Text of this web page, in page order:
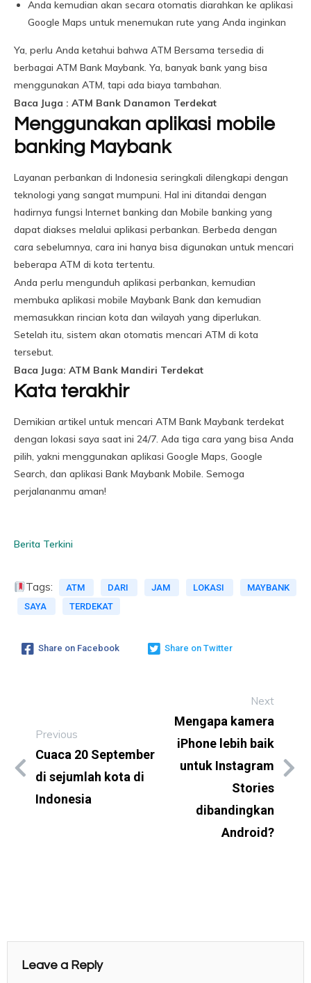
Anda kemudian akan secara otomatis diarahkan ke aplikasi
Google Maps untuk menemukan rute yang Anda inginkan
Ya, perlu Anda ketahui bahwa ATM Bersama tersedia di
berbagai ATM Bank Maybank. Ya, banyak bank yang bisa
menggunakan ATM, tapi ada biaya tambahan.
Baca Juga : ATM Bank Danamon Terdekat
Menggunakan aplikasi mobile
banking Maybank
Layanan perbankan di Indonesia seringkali dilengkapi dengan
teknologi yang sangat mumpuni. Hal ini ditandai dengan
hadirnya fungsi Internet banking dan Mobile banking yang
dapat diakses melalui aplikasi perbankan. Berbeda dengan
cara sebelumnya, cara ini hanya bisa digunakan untuk mencari
beberapa ATM di kota tertentu.
Anda perlu mengunduh aplikasi perbankan, kemudian
membuka aplikasi mobile Maybank Bank dan kemudian
memasukkan rincian kota dan wilayah yang diperlukan.
Setelah itu, sistem akan otomatis mencari ATM di kota
tersebut.
Baca Juga: ATM Bank Mandiri Terdekat
Kata terakhir
Demikian artikel untuk mencari ATM Bank Maybank terdekat
dengan lokasi saya saat ini 24/7. Ada tiga cara yang bisa Anda
pilih, yakni menggunakan aplikasi Google Maps, Google
Search, dan aplikasi Bank Maybank Mobile. Semoga
perjalananmu aman!
Berita Terkini
Tags: ATM DARI JAM LOKASI
MAYBANK
SAYA
TERDEKAT
Share on Facebook Share on Twitter
Previous
Cuaca 20 September
di sejumlah kota di
Indonesia
Next
Mengapa kamera
iPhone lebih baik
untuk Instagram
Stories
dibandingkan
Android?
Leave a Reply